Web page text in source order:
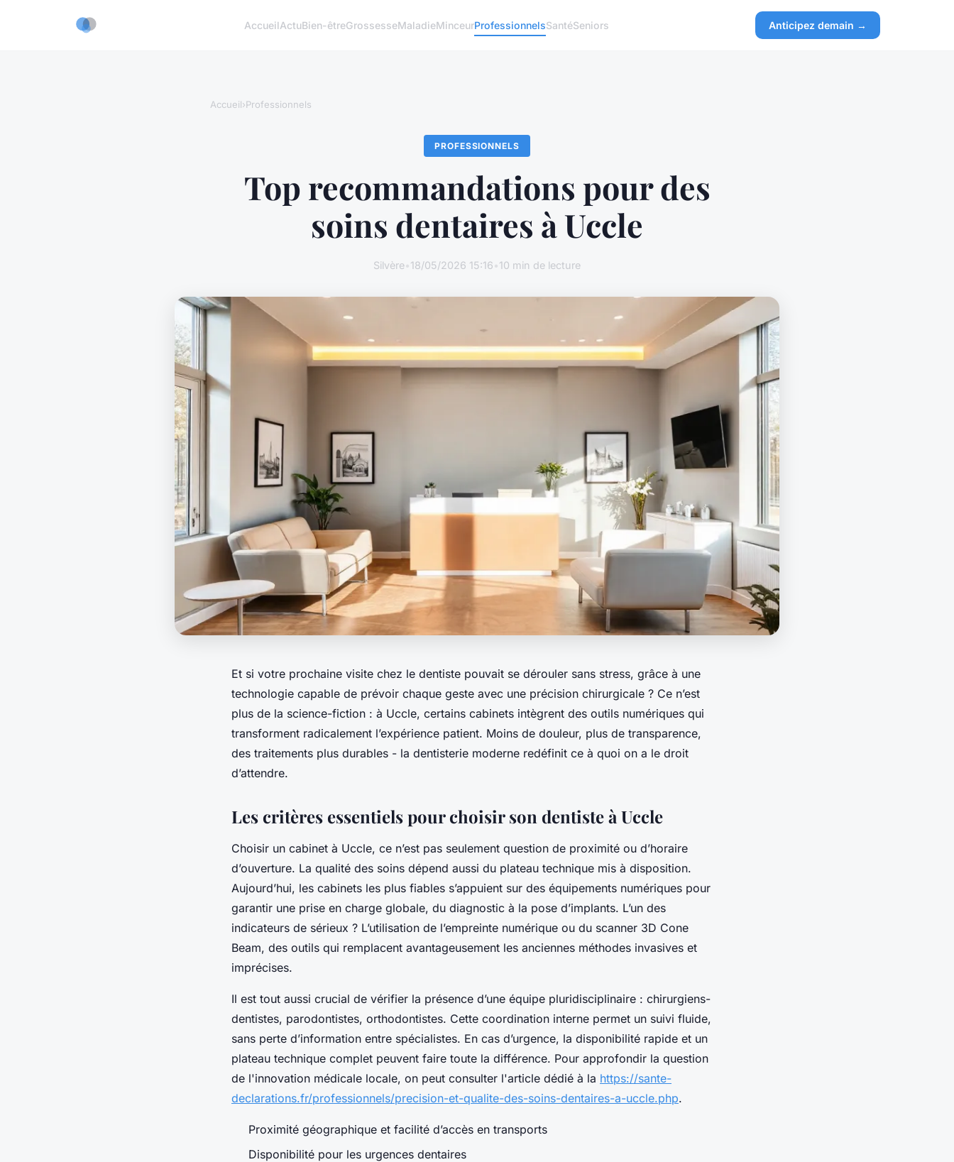
AccueilActuBien-êtreGrossesseMaladieMinceurProfessionnelsSantéSeniors Anticipez demain →
Accueil›Professionnels
PROFESSIONNELS
Top recommandations pour des
soins dentaires à Uccle
Silvère 18/05/2026 15:16 10 min de lecture
Et si votre prochaine visite chez le dentiste pouvait se dérouler sans stress, grâce à une
technologie capable de prévoir chaque geste avec une précision chirurgicale ? Ce n’est
plus de la science-fiction : à Uccle, certains cabinets intègrent des outils numériques qui
transforment radicalement l’expérience patient. Moins de douleur, plus de transparence,
des traitements plus durables - la dentisterie moderne redéfinit ce à quoi on a le droit
d’attendre.
Les critères essentiels pour choisir son dentiste à Uccle
Choisir un cabinet à Uccle, ce n’est pas seulement question de proximité ou d’horaire
d’ouverture. La qualité des soins dépend aussi du plateau technique mis à disposition.
Aujourd’hui, les cabinets les plus fiables s’appuient sur des équipements numériques pour
garantir une prise en charge globale, du diagnostic à la pose d’implants. L’un des
indicateurs de sérieux ? L’utilisation de l’empreinte numérique ou du scanner 3D Cone
Beam, des outils qui remplacent avantageusement les anciennes méthodes invasives et
imprécises.
Il est tout aussi crucial de vérifier la présence d’une équipe pluridisciplinaire : chirurgiens-
dentistes, parodontistes, orthodontistes. Cette coordination interne permet un suivi fluide,
sans perte d’information entre spécialistes. En cas d’urgence, la disponibilité rapide et un
plateau technique complet peuvent faire toute la différence. Pour approfondir la question
de l'innovation médicale locale, on peut consulter l'article dédié à la https://sante-
declarations.fr/professionnels/precision-et-qualite-des-soins-dentaires-a-uccle.php.
Proximité géographique et facilité d’accès en transports
Disponibilité pour les urgences dentaires